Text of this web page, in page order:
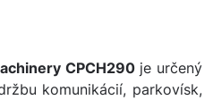
CPCH290je určený
komunikácií, parkovísk,